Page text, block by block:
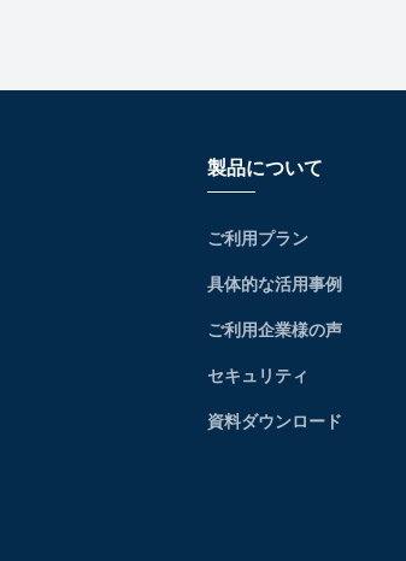
製品について
ご利用プラン
具体的な活用事例
ご利用企業様の声
セキュリティ
資料ダウンロード